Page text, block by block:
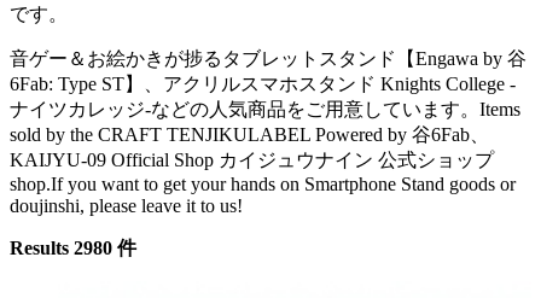
です。
音ゲー＆お絵かきが捗るタブレットスタンド【Engawa by 谷
6Fab: Type ST】、アクリルスマホスタンド Knights College -
ナイツカレッジ-などの人気商品をご用意しています。Items
sold by the CRAFT TENJIKULABEL Powered by 谷6Fab、
KAIJYU-09 Official Shop カイジュウナイン 公式ショップ
shop.If you want to get your hands on Smartphone Stand goods or
doujinshi, please leave it to us!
Results 2980 件